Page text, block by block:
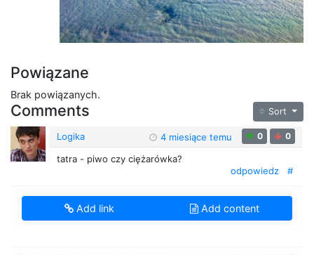
Powiązane
Brak powiązanych.
Comments Sort
Logika 4 miesiące temu 0 0
tatra - piwo czy ciężarówka?
odpowiedz
#
Add link Add content